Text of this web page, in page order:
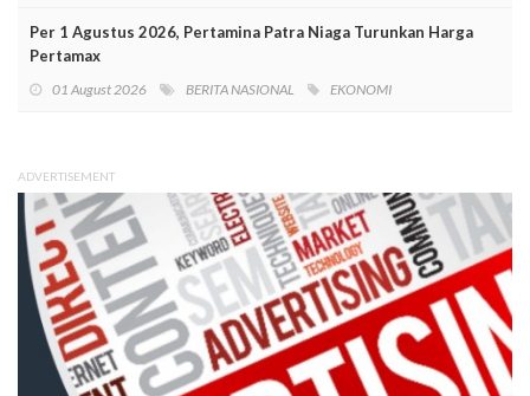
Per 1 Agustus 2026, Pertamina Patra Niaga Turunkan Harga
Pertamax
01 August 2026 BERITA NASIONAL EKONOMI
ADVERTISEMENT